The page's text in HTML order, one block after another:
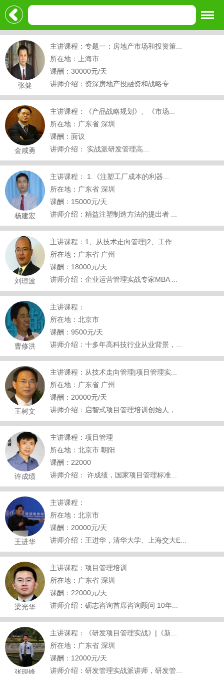
张健
主讲课程：专题一：房地产市场和投资策...
所在地：上海市
课酬：30000元/天
讲师介绍：资深房地产投融资和战略专...
金咸勇
主讲课程：《产品战略规划》、《市场...
所在地：广东省 深圳
课酬：面议
讲师介绍： 实战派研发管理高...
杨建宏
主讲课程： 1.《注塑工厂成本的利器...
所在地：广东省 深圳
课酬：15000元/天
讲师介绍：精益注塑制造方法的提出者 ...
刘璟波
主讲课程：1、从技术走向管理|2、工作...
所在地：广东省 广州
课酬：18000元/天
讲师介绍：企业运营管理实战专家MBA ...
曹修洪
主讲课程：
所在地：北京市
课酬：9500元/天
讲师介绍：十多年高科技行业从业背景，...
王树文
主讲课程：从技术走向管理|项目管理实...
所在地：广东省 广州
课酬：20000元/天
讲师介绍：启智式项目管理培训创始人，...
许成绩
主讲课程：项目管理
所在地：北京市 朝阳
课酬：22000
讲师介绍： 许成绩，国家项目管理标准...
王进华
主讲课程：
所在地：北京市
课酬：20000元/天
讲师介绍：王进华，清华大学、上海交大E...
梁光华
主讲课程：项目管理培训
所在地：广东省 深圳
课酬：22000元/天
讲师介绍：砺志咨询首席咨询顾问 10年...
张现锋
主讲课程：《研发项目管理实战》|《新...
所在地：广东省 深圳
课酬：12000元/天
讲师介绍：研发管理实战派讲师，研发管...